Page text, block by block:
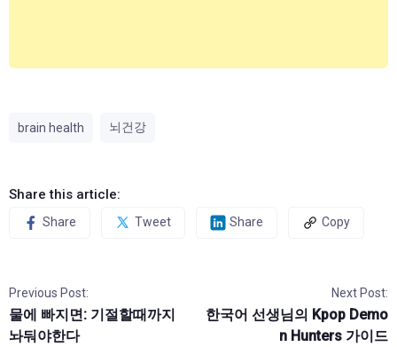
brain health 뇌건강
Share this article:
Share Tweet Share Copy
Previous Post:
물에 빠지면: 기절할때까지
놔둬야한다
Next Post:
한국어 선생님의 Kpop Demo
n Hunters 가이드